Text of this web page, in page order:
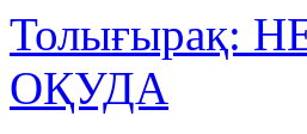
Толығырақ:
ОҚУДА